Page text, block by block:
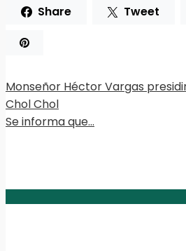
Share Tweet
Monseñor Héctor Vargas
Chol Chol
Se informa que…